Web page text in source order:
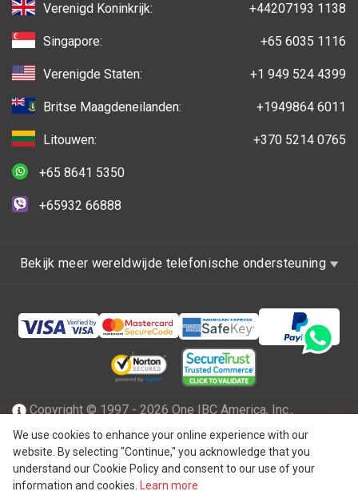
We use cookies to enhance your online experience with our
website. By selecting "Continue," you acknowledge that you
understand our Cookie Policy and consent to our use of your
information and cookies.
Learn more
Verenigd Koninkrijk: +44207193 1138
Singapore: +65 6035 1116
Verenigde Staten: +1 949 524 4399
Britse Maagdeneilanden: +1949864 6011
Litouwen: +370 5214 0765
+65 8641 5350
+65932 66888
Bekijk meer wereldwijde telefonische ondersteuning
Copyright © 1997 - 2026 One IBC America, Inc.,
opgericht in Delaware, de Verenigde Staten van Amerika
met beperkte aansprakelijkheid en een lidfirma van One IBC
netwerk van onafhankelijke en afzonderlijke juridische